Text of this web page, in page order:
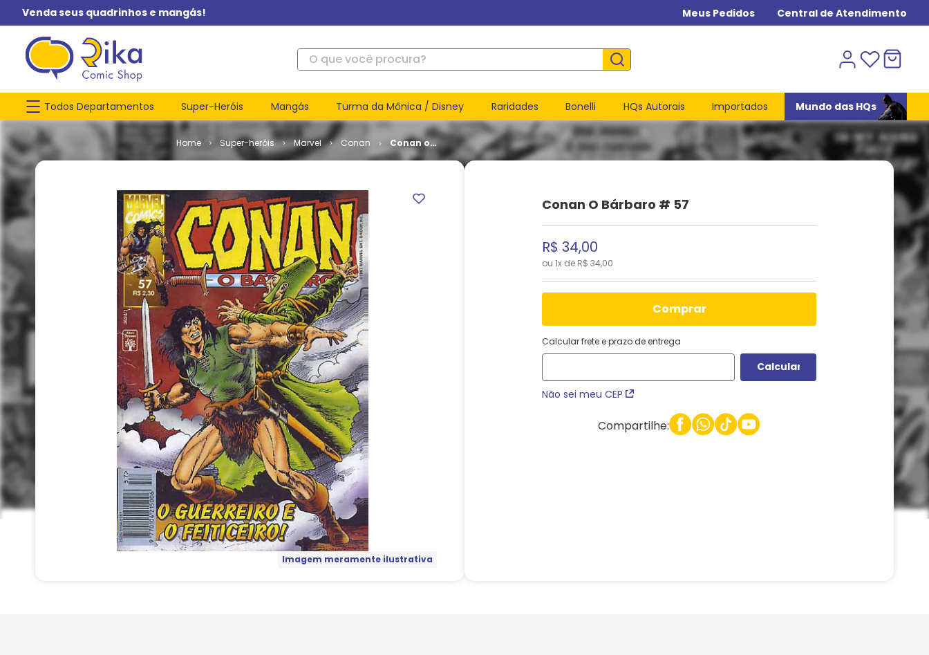
Venda seus quadrinhos e mangás! Meus Pedidos Central de Atendimento
O que você procura?
Todos Departamentos Super-Heróis Mangás Turma da Mônica / Disney Raridades Bonelli HQs Autorais Importados Mundo das HQs
Super-heróis Marvel Conan
Conan o
Bárbaro #
Imagem meramente ilustrativa
Conan O Bárbaro # 57
R$ 34,00
ou 1x de R$ 34,00
comprar
Calcular frete e prazo de entrega
Não sei meu CEP
Compartilhe: